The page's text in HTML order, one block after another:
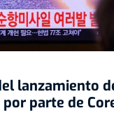
lanzamiento
parte de